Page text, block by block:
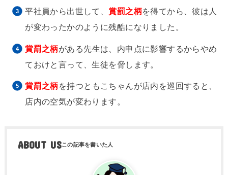
平社員から出世して、 賞罰之柄を得てから、彼は人
が変わったかのように残酷になりました。
賞罰之柄がある先生は、内申点に影響するからやめ
ておけと言って、生徒を脅します。
賞罰之柄を持つともこちゃんが店内を巡回すると、
店内の空気が変わります。
ABOUT US